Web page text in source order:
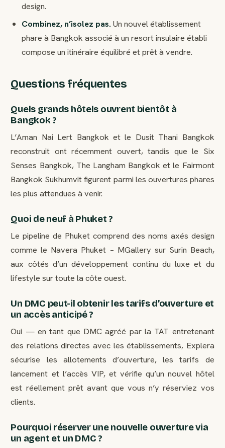
design.
Combinez, n’isolez pas. Un nouvel établissement
phare à Bangkok associé à un resort insulaire établi
compose un itinéraire équilibré et prêt à vendre.
Questions fréquentes
Quels grands hôtels ouvrent bientôt à
Bangkok ?
L’Aman Nai Lert Bangkok et le Dusit Thani Bangkok
reconstruit ont récemment ouvert, tandis que le Six
Senses Bangkok, The Langham Bangkok et le Fairmont
Bangkok Sukhumvit figurent parmi les ouvertures phares
les plus attendues à venir.
Quoi de neuf à Phuket ?
Le pipeline de Phuket comprend des noms axés design
comme le Navera Phuket – MGallery sur Surin Beach,
aux côtés d’un développement continu du luxe et du
lifestyle sur toute la côte ouest.
Un DMC peut-il obtenir les tarifs d’ouverture et
un accès anticipé ?
Oui — en tant que DMC agréé par la TAT entretenant
des relations directes avec les établissements, Explera
sécurise les allotements d’ouverture, les tarifs de
lancement et l’accès VIP, et vérifie qu’un nouvel hôtel
est réellement prêt avant que vous n’y réserviez vos
clients.
Pourquoi réserver une nouvelle ouverture via
un agent et un DMC ?